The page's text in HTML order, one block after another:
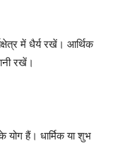
में धैर्य रखें। आर्थिक
रखें।
योग हैं। धार्मिक या शुभ